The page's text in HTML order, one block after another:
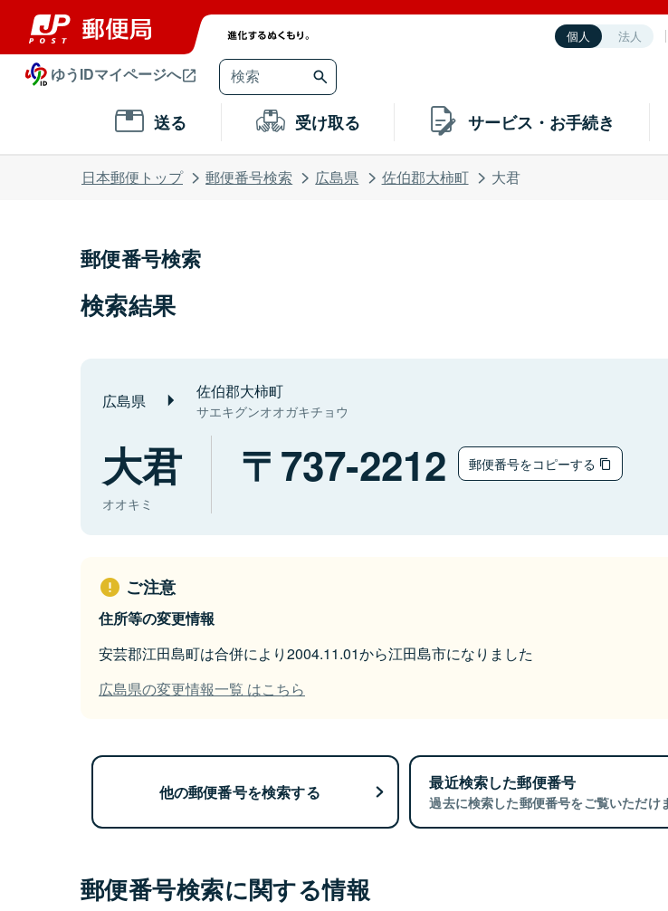
個人 法人
ゆうIDマイページへ
送る 受け取る サービス・お手続き
日本郵便トップ 郵便番号検索 広島県 佐伯郡大柿町 大君
郵便番号検索
検索結果
広島県 佐伯郡大柿町
サエキグンオオガキチョウ
大君
オオキミ
737-2212 郵便番号をコピーする
ご注意
住所等の変更情報
安芸郡江田島町は合併により2004.11.01から江田島市になりました
広島県の変更情報一覧 はこちら
他の郵便番号を検索する 最近検索した郵便番号
過去に検索した郵便番号をご覧いただけ
郵便番号検索に関する情報